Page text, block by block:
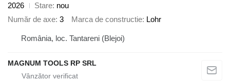
2026
Stare nou
Număr de axe 3 Marca de constructie Lohr
România, loc. Tantareni (Blejoi)
MAGNUM TOOLS RP SRL